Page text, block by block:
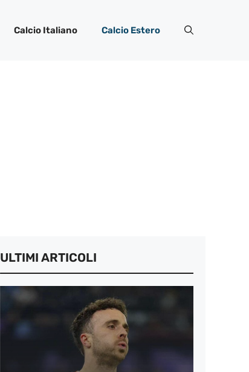
Calcio Italiano Calcio Estero
ULTIMI ARTICOLI